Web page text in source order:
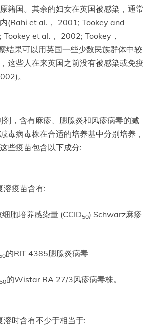
籍国。其余的妇女在英国被感染，通常
(Rahi et al.， 2001; Tookey and
et al.， 2002; Tookey，
结果可以用英国一些少数民族群体中较
这些人在来英国之前没有被感染或免疫
。
剂，含有麻疹、腮腺炎和风疹病毒的减
毒病毒株在合适的培养基中分别培养，
些疫苗包含以下成分:
溶疫苗含有:
细胞培养感染量 (CCID50) Schwarz麻疹
50的RIT 4385腮腺炎病毒
50的Wistar RA 27/3风疹病毒株。
溶时含有不少于相当于: